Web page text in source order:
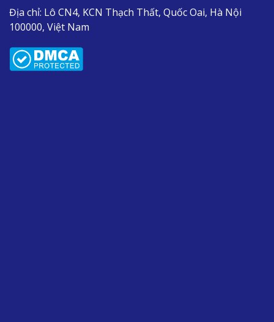
Địa chỉ: Lô CN4, KCN Thạch Thất, Quốc Oai, Hà Nội
100000, Việt Nam